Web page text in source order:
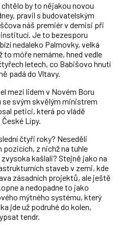
by to nějakou novou
pravil s budovatelským
náš premiér v demisi při
Je to bezesporu
nedaleko Palmovky, velká
to móře nemáme, hned vedle
letech, co Babišovo hnutí
padá do Vltavy.
mezi lidem v Novém Boru
svým skvělým ministrem
petici, která po vládě
Lípy.
čtyři roky? Neseděli
pozicích, z nichž na tuhle
kašlali? Stejně jako na
staveb v zemi, kde
zásadních projektů, ale ještě
a nedopadne to jako
mýtného systému, který
jde už podruhé do kolen,
tendr.